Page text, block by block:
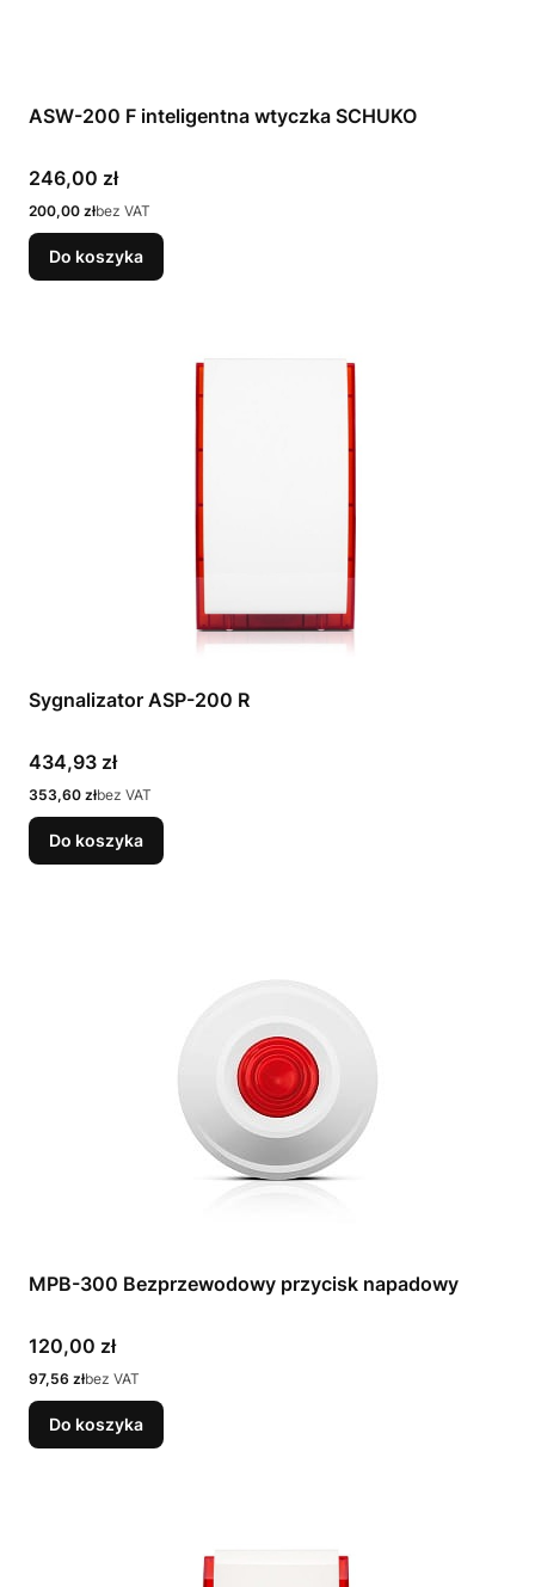
ASW-200 F inteligentna wtyczka SCHUKO
Cena
246,00 zł
Cena
200,00 złbez VAT
Do koszyka
Sygnalizator ASP-200 R
Cena
434,93 zł
Cena
353,60 złbez VAT
Do koszyka
MPB-300 Bezprzewodowy przycisk napadowy
Cena
120,00 zł
Cena
97,56 złbez VAT
Do koszyka